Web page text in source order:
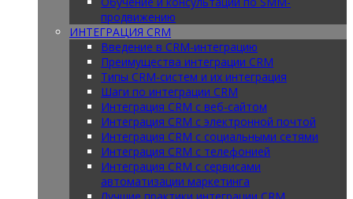
продвижению
ИНТЕГРАЦИЯ CRM
Введение в CRM-интеграцию
Преимущества интеграции CRM
Типы CRM-систем и их интеграция
Шаги по интеграции CRM
Интеграция CRM с веб-сайтом
Интеграция CRM с электронной почтой
Интеграция CRM с социальными сетями
Интеграция CRM с телефонией
Интеграция CRM с сервисами
автоматизации маркетинга